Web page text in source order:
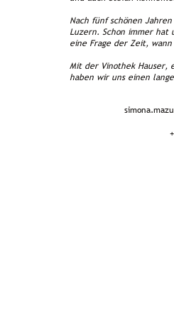
Nach fünf schönen
Luzern. Schon immer
eine Frage der Zeit,
Mit der Vinothek Hauser,
haben wir uns einen